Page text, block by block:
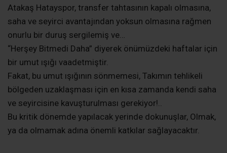
Atakaş Hatayspor, transfer tahtasının kapalı olmasına,
saha ve seyirci avantajından yoksun olmasına rağmen
onurlu bir duruş sergilemiş ve…
“Herşey Bitmedi Daha” diyerek önümüzdeki haftalar için
bir umut ışığı vaadetmiştir.
Fakat, bu umut ışığının sönmemesi, Takımın tehlikeli
bölgeden uzaklaşması için en kısa zamanda kendi saha
ve seyircisine kavuşturulması gerekiyor!..
Bu kritik dönemde yapılacak yerinde dokunuşlar, Olmak,
ya da olmamak adına önemli katkılar sağlayacaktır.